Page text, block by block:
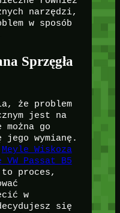
narzędzi,
w sposób
Sprzęgła
że problem
jest na
go
wymianę.
Meyle Wiskoza
VW Passat B5
to proces,
w
się